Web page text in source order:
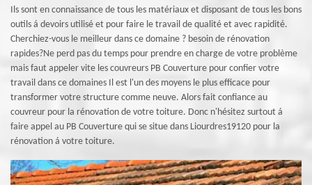
Ils sont en connaissance de tous les matériaux et disposant de tous les bons
outils á devoirs utilisé et pour faire le travail de qualité et avec rapidité.
Cherchiez-vous le meilleur dans ce domaine ? besoin de rénovation
rapides?Ne perd pas du temps pour prendre en charge de votre problème
mais faut appeler vite les couvreurs PB Couverture pour confier votre
travail dans ce domaines Il est l'un des moyens le plus efficace pour
transformer votre structure comme neuve. Alors fait confiance au
couvreur pour la rénovation de votre toiture. Donc n'hésitez surtout á
faire appel au PB Couverture qui se situe dans Liourdres19120 pour la
rénovation á votre toiture.